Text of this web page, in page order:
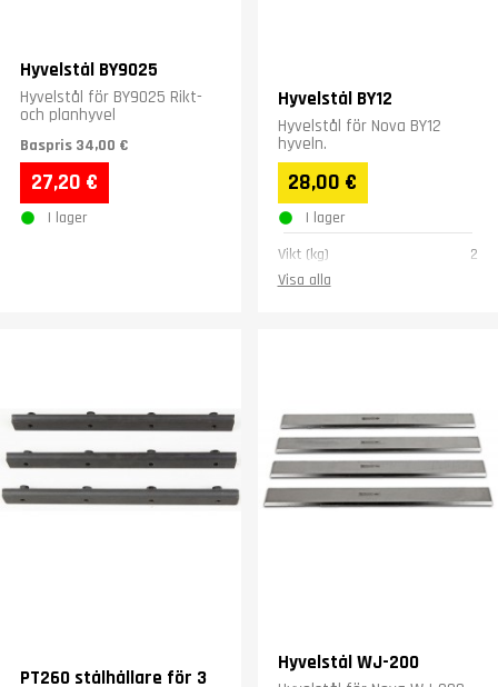
Hyvelstål BY9025
Hyvelstål för BY9025 Rikt-
och planhyvel
Baspris 34,00 €
27,20 €
I lager
Hyvelstål BY12
Hyvelstål för Nova BY12
hyveln.
28,00 €
I lager
Vikt (kg)
2
Visa alla
PT260 stålhållare för 3
Hyvelstål WJ-200